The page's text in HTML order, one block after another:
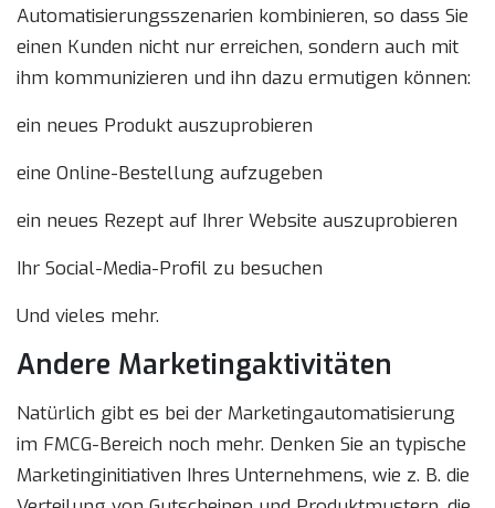
Automatisierungsszenarien kombinieren, so dass Sie
einen Kunden nicht nur erreichen, sondern auch mit
ihm kommunizieren und ihn dazu ermutigen können:
ein neues Produkt auszuprobieren
eine Online-Bestellung aufzugeben
ein neues Rezept auf Ihrer Website auszuprobieren
Ihr Social-Media-Profil zu besuchen
Und vieles mehr.
Andere Marketingaktivitäten
Natürlich gibt es bei der Marketingautomatisierung
im FMCG-Bereich noch mehr. Denken Sie an typische
Marketinginitiativen Ihres Unternehmens, wie z. B. die